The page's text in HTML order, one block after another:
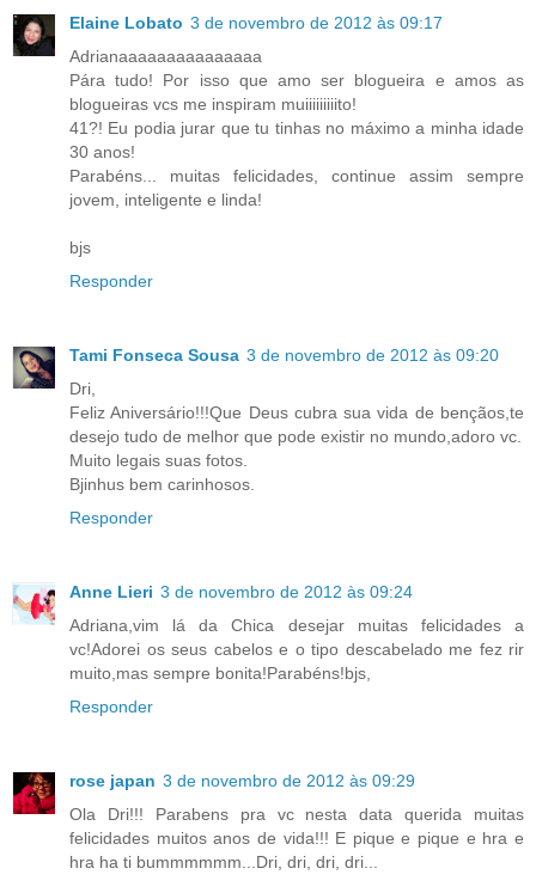
Elaine Lobato 3 de novembro de 2012 às 09:17
Adrianaaaaaaaaaaaaaaa
Pára tudo! Por isso que amo ser blogueira e amos as
blogueiras vcs me inspiram muiiiiiiiiito!
41?! Eu podia jurar que tu tinhas no máximo a minha idade
30 anos!
Parabéns... muitas felicidades, continue assim sempre
jovem, inteligente e linda!
bjs
Responder
Tami Fonseca Sousa 3 de novembro de 2012 às 09:20
Dri,
Feliz Aniversário!!!Que Deus cubra sua vida de bençãos,te
desejo tudo de melhor que pode existir no mundo,adoro vc.
Muito legais suas fotos.
Bjinhus bem carinhosos.
Responder
Anne Lieri 3 de novembro de 2012 às 09:24
Adriana,vim lá da Chica desejar muitas felicidades a
vc!Adorei os seus cabelos e o tipo descabelado me fez rir
muito,mas sempre bonita!Parabéns!bjs,
Responder
rose japan 3 de novembro de 2012 às 09:29
Ola Dri!!! Parabens pra vc nesta data querida muitas
felicidades muitos anos de vida!!! E pique e pique e hra e
hra ha ti bummmmmm...Dri, dri, dri, dri...